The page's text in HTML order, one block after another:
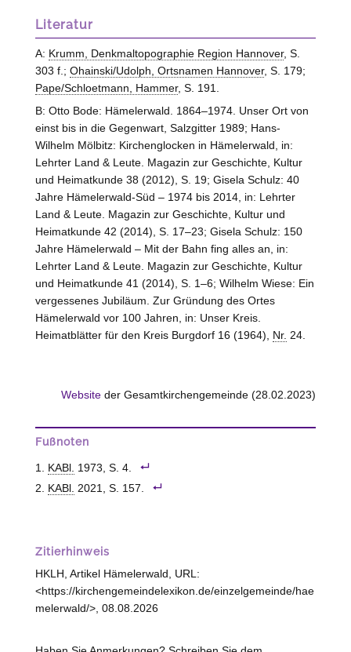
Literatur
A: Krumm, Denkmaltopographie Region Hannover, S.
303 f.; Ohainski/Udolph, Ortsnamen Hannover, S. 179;
Pape/Schloetmann, Hammer, S. 191.
B: Otto Bode: Hämelerwald. 1864–1974. Unser Ort von
einst bis in die Gegenwart, Salzgitter 1989; Hans-
Wilhelm Mölbitz: Kirchenglocken in Hämelerwald, in:
Lehrter Land & Leute. Magazin zur Geschichte, Kultur
und Heimatkunde 38 (2012), S. 19; Gisela Schulz: 40
Jahre Hämelerwald-Süd – 1974 bis 2014, in: Lehrter
Land & Leute. Magazin zur Geschichte, Kultur und
Heimatkunde 42 (2014), S. 17–23; Gisela Schulz: 150
Jahre Hämelerwald – Mit der Bahn fing alles an, in:
Lehrter Land & Leute. Magazin zur Geschichte, Kultur
und Heimatkunde 41 (2014), S. 1–6; Wilhelm Wiese: Ein
vergessenes Jubiläum. Zur Gründung des Ortes
Hämelerwald vor 100 Jahren, in: Unser Kreis.
Heimatblätter für den Kreis Burgdorf 16 (1964), Nr. 24.
Website der Gesamtkirchengemeinde (28.02.2023)
Fußnoten
KABl. 1973, S. 4.
KABl. 2021, S. 157.
Zitierhinweis
HKLH, Artikel Hämelerwald, URL:
<https://kirchengemeindelexikon.de/einzelgemeinde/hae
melerwald/>, 08.08.2026